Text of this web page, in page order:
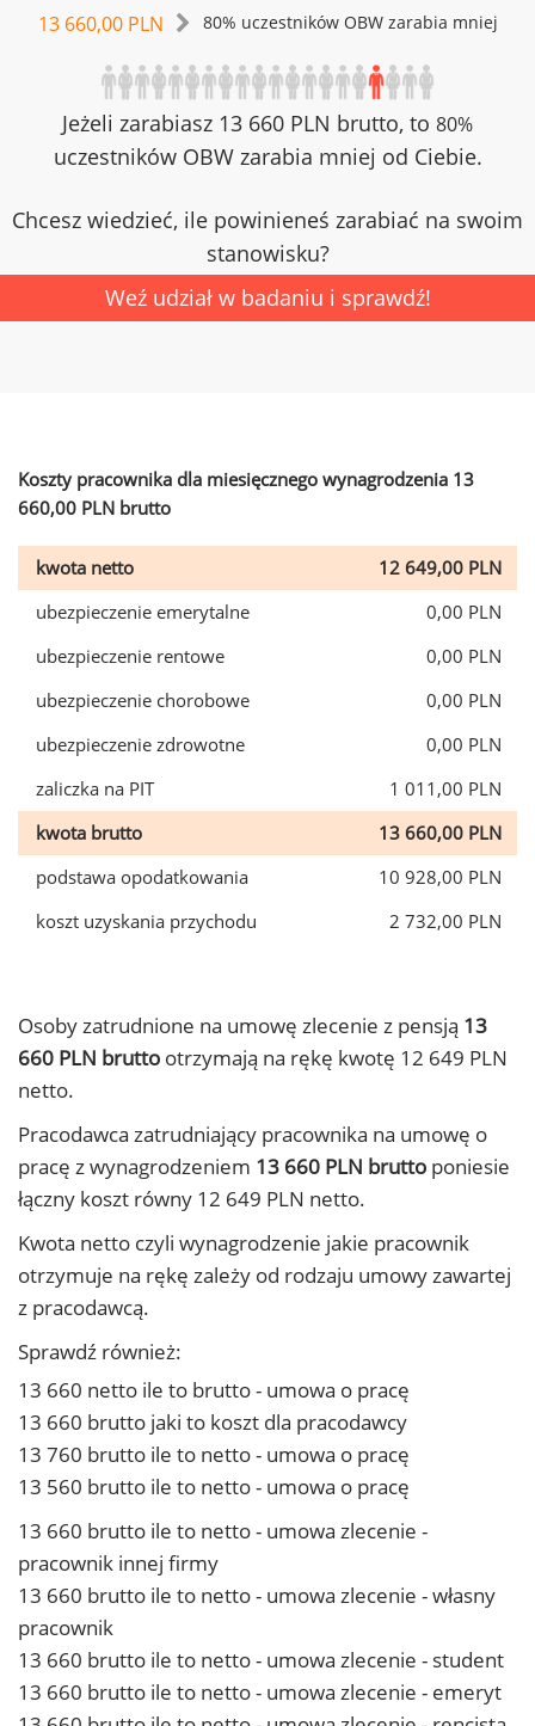
13 660,00 PLN 80% uczestników OBW zarabia mniej
Jeżeli zarabiasz 13 660 PLN brutto, to 80%
uczestników OBW zarabia mniej od Ciebie.
Chcesz wiedzieć, ile powinieneś zarabiać na swoim
stanowisku?
Weź udział w badaniu i sprawdź!
Koszty pracownika dla miesięcznego wynagrodzenia 13
660,00 PLN brutto
kwota netto
12 649,00 PLN
ubezpieczenie emerytalne
0,00 PLN
ubezpieczenie rentowe
0,00 PLN
ubezpieczenie chorobowe
0,00 PLN
ubezpieczenie zdrowotne
0,00 PLN
zaliczka na PIT
1 011,00 PLN
kwota brutto
13 660,00 PLN
podstawa opodatkowania
10 928,00 PLN
koszt uzyskania przychodu
2 732,00 PLN
Osoby zatrudnione na umowę zlecenie z pensją 13
660 PLN brutto otrzymają na rękę kwotę 12 649 PLN
netto.
Pracodawca zatrudniający pracownika na umowę o
pracę z wynagrodzeniem 13 660 PLN brutto poniesie
łączny koszt równy 12 649 PLN netto.
Kwota netto czyli wynagrodzenie jakie pracownik
otrzymuje na rękę zależy od rodzaju umowy zawartej
z pracodawcą.
Sprawdź również:
13 660 netto ile to brutto - umowa o pracę
13 660 brutto jaki to koszt dla pracodawcy
13 760 brutto ile to netto - umowa o pracę
13 560 brutto ile to netto - umowa o pracę
13 660 brutto ile to netto - umowa zlecenie -
pracownik innej firmy
13 660 brutto ile to netto - umowa zlecenie - własny
pracownik
13 660 brutto ile to netto - umowa zlecenie - student
13 660 brutto ile to netto - umowa zlecenie - emeryt